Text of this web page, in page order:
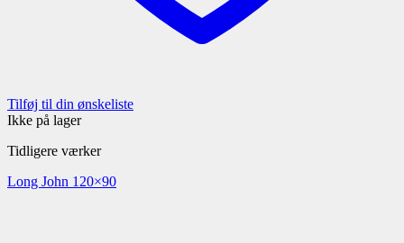
Tilføj til din ønskeliste
Ikke på lager
Tidligere værker
Long John 120×90